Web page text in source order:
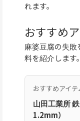
れます。
おすすめ
麻婆豆腐の失
料を紹介します。
おすすめアイテ
山田工業所
1.2mm）